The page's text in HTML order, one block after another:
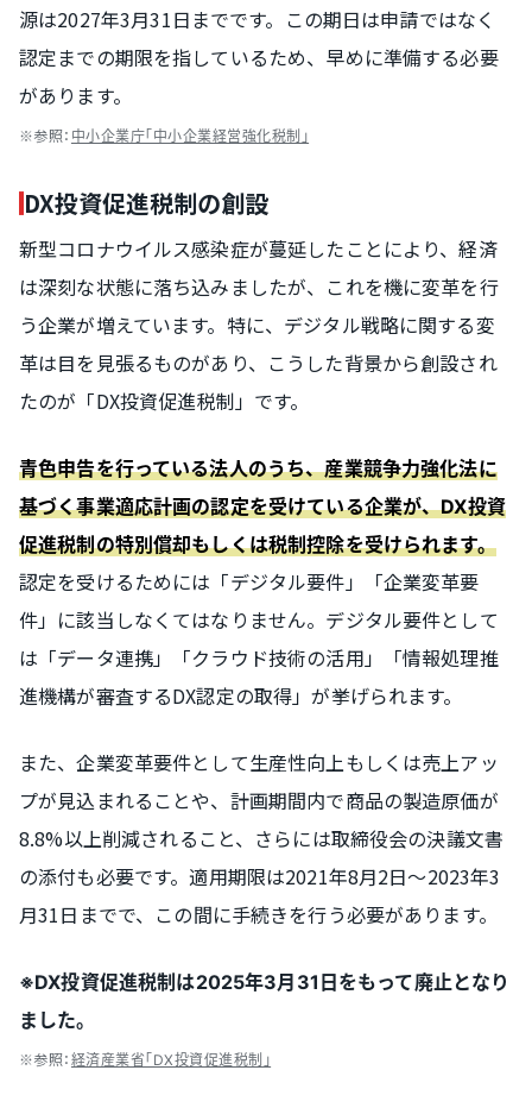
源は2027年3月31日までです。この期日は申請ではなく
認定までの期限を指しているため、早めに準備する必要
があります。
※参照： 中小企業庁「中小企業経営強化税制」
DX投資促進税制の創設
新型コロナウイルス感染症が蔓延したことにより、経済
は深刻な状態に落ち込みましたが、これを機に変革を行
う企業が増えています。特に、デジタル戦略に関する変
革は目を見張るものがあり、こうした背景から創設され
たのが「DX投資促進税制」です。
青色申告を行っている法人のうち、産業競争力強化法に
基づく事業適応計画の認定を受けている企業が、DX投資
促進税制の特別償却もしくは税制控除を受けられます。
認定を受けるためには「デジタル要件」「企業変革要
件」に該当しなくてはなりません。デジタル要件として
は「データ連携」「クラウド技術の活用」「情報処理推
進機構が審査するDX認定の取得」が挙げられます。
また、企業変革要件として生産性向上もしくは売上アッ
プが見込まれることや、計画期間内で商品の製造原価が
8.8%以上削減されること、さらには取締役会の決議文書
の添付も必要です。適用期限は2021年8月2日〜2023年3
月31日までで、この間に手続きを行う必要があります。
※DX投資促進税制は2025年3月31日をもって廃止となり
ました。
※参照： 経済産業省「DX投資促進税制」